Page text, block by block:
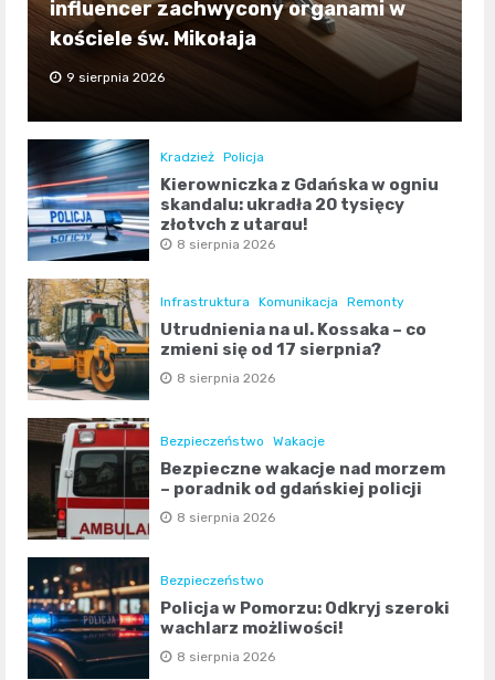
influencer zachwycony organami w
kościele św. Mikołaja
9 sierpnia 2026
Kradzież Policja
Kierowniczka z Gdańska w ogniu
skandalu: ukradła 20 tysięcy
złotych z utargu!
8 sierpnia 2026
Infrastruktura Komunikacja Remonty
Utrudnienia na ul. Kossaka – co
zmieni się od 17 sierpnia?
8 sierpnia 2026
Bezpieczeństwo Wakacje
Bezpieczne wakacje nad morzem
– poradnik od gdańskiej policji
8 sierpnia 2026
Bezpieczeństwo
Policja w Pomorzu: Odkryj szeroki
wachlarz możliwości!
8 sierpnia 2026